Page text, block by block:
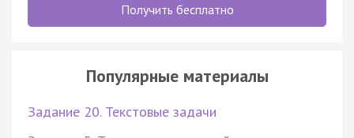
Получить бесплатно
Популярные материалы
Задание 20. Текстовые задачи